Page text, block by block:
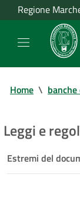
Regione
Home \
Leggi e
Estremi del